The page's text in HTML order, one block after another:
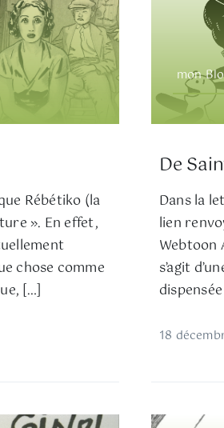
Rébétiko (la
». En effet,
chose comme
[…]
mon
De
Dans la
lien
Webtoon
s’agit
18